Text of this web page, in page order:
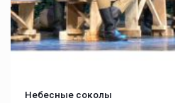
Небесные соколы